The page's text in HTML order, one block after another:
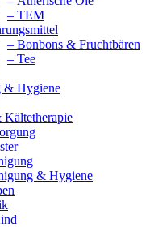
– TEM
– Bonbons & Fruchtbären
– Tee
& Hygiene
Kältetherapie
& Hygiene